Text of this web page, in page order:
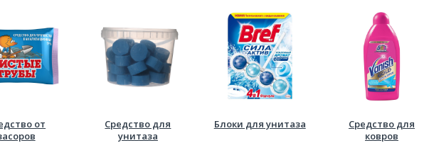
от
Средство для
унитаза
Блоки для унитаза
Средство для
ковров